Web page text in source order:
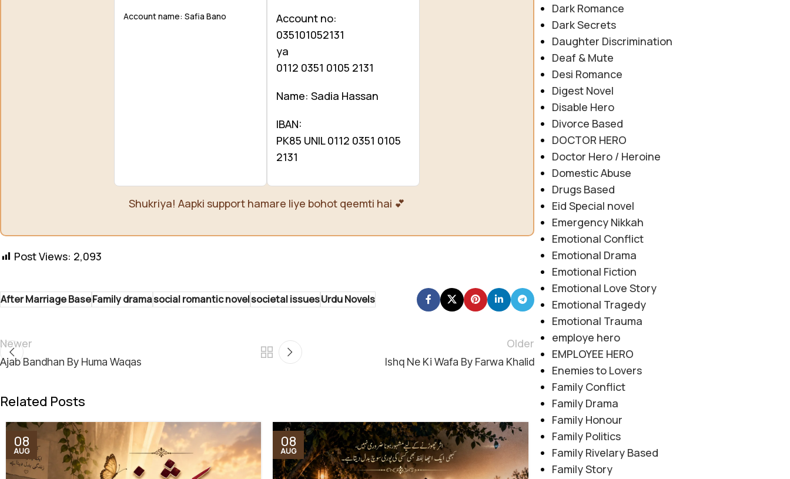
Account name: Safia Bano
Account no:
035101052131
ya
0112 0351 0105 2131
Name: Sadia Hassan
IBAN:
PK85 UNIL 0112 0351 0105
2131
Shukriya! Aapki support hamare liye bohot qeemti hai 💕
Post Views: 2,093
After Marriage BaseFamily dramasocial romantic novelsocietal issuesUrdu Novels
Newer
Ajab Bandhan By Huma Waqas
Older
Ishq Ne Ki Wafa By Farwa Khalid
Related Posts
08
AUG
08
AUG
08
AUG
Dark Romance
Dark Secrets
Daughter Discrimination
Deaf & Mute
Desi Romance
Digest Novel
Disable Hero
Divorce Based
DOCTOR HERO
Doctor Hero / Heroine
Domestic Abuse
Drugs Based
Eid Special novel
Emergency Nikkah
Emotional Conflict
Emotional Drama
Emotional Fiction
Emotional Love Story
Emotional Tragedy
Emotional Trauma
employe hero
EMPLOYEE HERO
Enemies to Lovers
Family Conflict
Family Drama
Family Honour
Family Politics
Family Rivelary Based
Family Story